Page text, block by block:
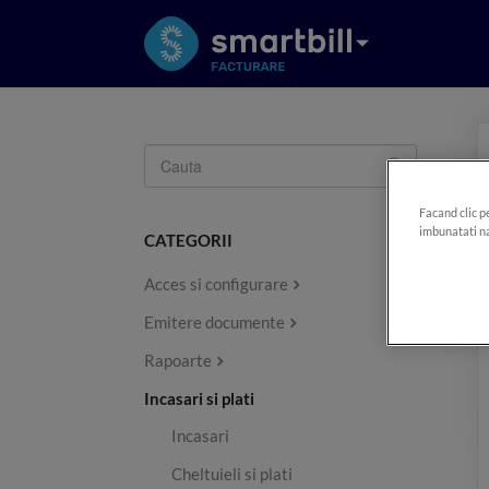
Toggle
CATEGORII
Acces si configurare
Emitere documente
Rapoarte
Incasari si plati
Incasari
Cheltuieli si plati
Facand clic
imbunatati